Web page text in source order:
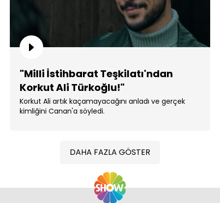
"Milli İstihbarat Teşkilatı'ndan
Korkut Ali Türkoğlu!"
Korkut Ali artık kaçamayacağını anladı ve gerçek
kimliğini Canan'a söyledi.
DAHA FAZLA GÖSTER